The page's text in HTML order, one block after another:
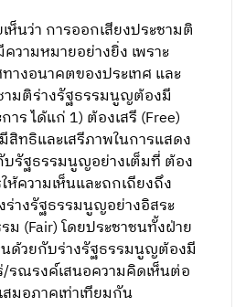
ว่า การออกเสียงประชามติ
วามหมายอย่างยิ่ง เพราะ
างอนาคตของประเทศ และ
ามติร่างรัฐธรรมนูญต้องมี
ร ได้แก่ 1) ต้องเสรี (Free)
ทธิและเสรีภาพในการแสดง
บรัฐธรรมนูญอย่างเต็มที่ ต้อง
ห้ความเห็นและถกเถียงถึง
ร่างรัฐธรรมนูญอย่างอิสระ
ม (Fair) โดยประชาชนทั้งฝ่าย
นด้วยกับร่างรัฐธรรมนูญต้องมี
/รณรงค์เสนอความคิดเห็นต่อ
มอภาคเท่าเทียมกัน